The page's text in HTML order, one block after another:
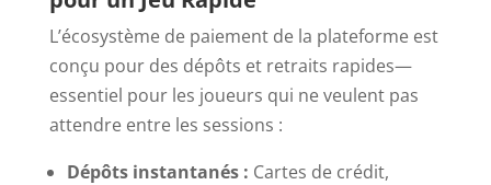
L’écosystème de paiement de la plateforme est
conçu pour des dépôts et retraits rapides—
essentiel pour les joueurs qui ne veulent pas
attendre entre les sessions :
Dépôts instantanés : Cartes de crédit,